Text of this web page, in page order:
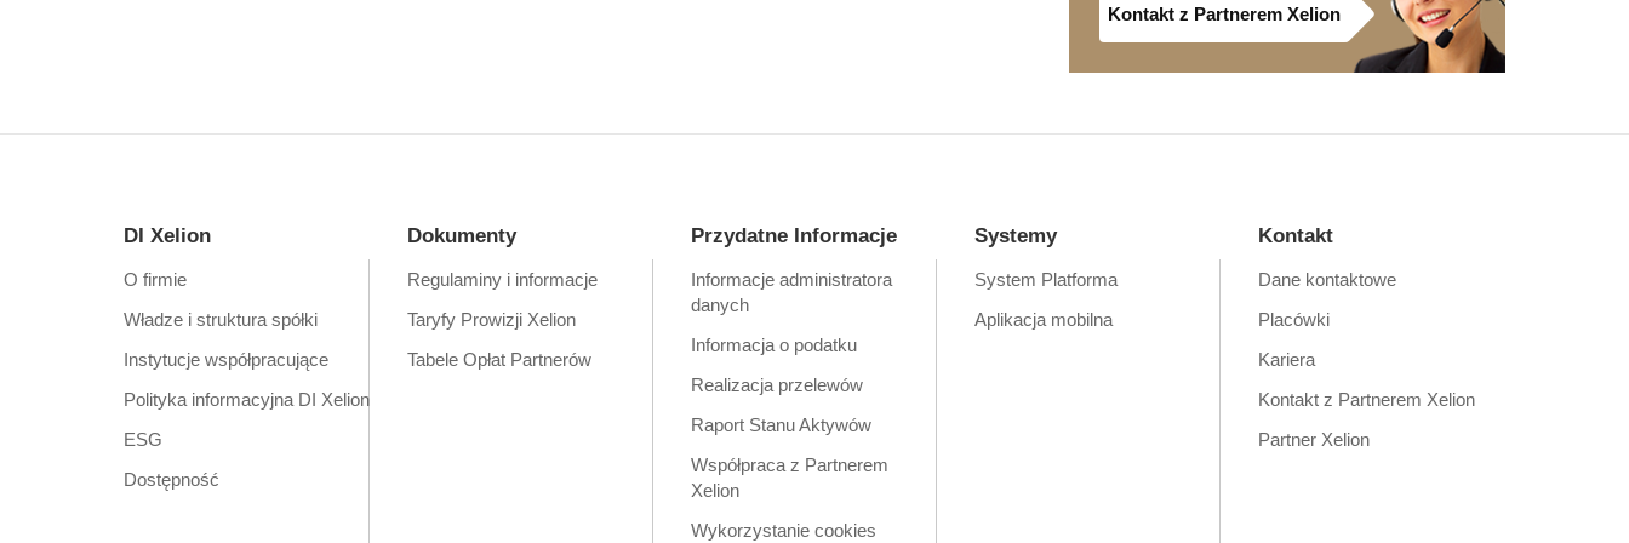
Kontakt z Partnerem Xelion
DI Xelion
O firmie
Władze i struktura spółki
Instytucje współpracujące
Polityka informacyjna DI Xelion
ESG
Dostępność
Dokumenty
Regulaminy i informacje
Taryfy Prowizji Xelion
Tabele Opłat Partnerów
Przydatne Informacje
Informacje administratora
danych
Informacja o podatku
Realizacja przelewów
Raport Stanu Aktywów
Współpraca z Partnerem
Xelion
Wykorzystanie cookies
Systemy
System Platforma
Aplikacja mobilna
Kontakt
Dane kontaktowe
Placówki
Kariera
Kontakt z Partnerem Xelion
Partner Xelion